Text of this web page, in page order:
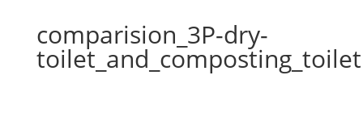
comparision_3P-dry-
toilet_and_composting_toilet